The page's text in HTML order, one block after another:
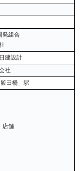
発組合
建設計
社
田橋」駅
店舗